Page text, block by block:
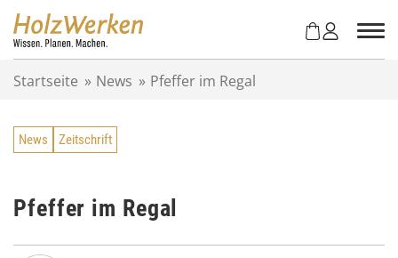
Startseite » News » Pfeffer im Regal
News Zeitschrift
Pfeffer im Regal